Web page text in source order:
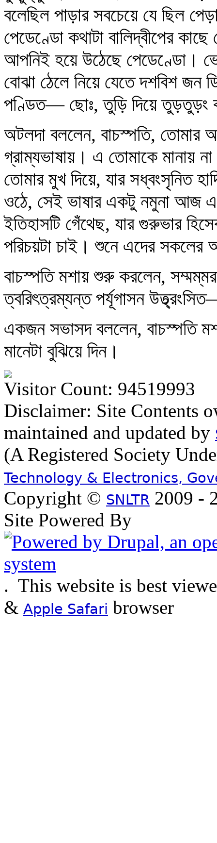
বলেছিল পাড়ার সবচেয়ে যে ছিল
পেডেণ্ডো কথাটা বালিদ্বীপের
আপনিই হয়ে উঠেছে পেডেণ্ডো।
বোঝা ঠেলে নিয়ে যেতে দশবিশ জন
পণ্ডিত— ছোঃ, তুড়ি দিয়ে তুড়তুড়ং
অটলদা বললেন, বাচস্পতি, তোমার
গ্রাম্যভাষায়। এ তোমাকে মানায়
তোমার মুখ দিয়ে, যার সধ্বংসৃনিত
ওঠে, সেই ভাষার একটু নমুনা আজ
ইতিহাসটি গেঁথেছ, যার গুরুভার
পরিচয়টা চাই। শুনে এদের সকলের
বাচস্পতি মশায় শুরু করলেন,
ত্বরিৎত্রম্যন্ত পর্যূগাসন
একজন সভাসদ বললেন, বাচস্পতি
মানেটা বুঝিয়ে দিন।
Visitor Count: 94519993
Disclaimer: Site Contents
maintained and updated by
(A Registered Society
Technology & Electronics,
Copyright © SNLTR 2009 -
Site Powered By
. This website is best
& Apple Safari browser